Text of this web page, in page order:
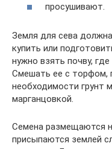
просушивают.
Земля для сева
купить или
нужно взять почву,
Смешать ее с торфом,
необходимости грунт
марганцовкой.
Семена размещаются
присыпаются землей